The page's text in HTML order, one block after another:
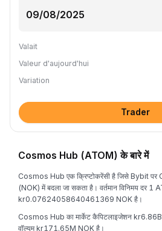
Valait
Valeur d'aujourd'hui
Variation
Trader
Cosmos Hub (ATOM) के बारे में
Cosmos Hub एक क्रिप्टोकरेंसी है जिसे Bybit
(NOK) में बदला जा सकता है। वर्तमान विनिमय दर 1
kr0.07624058640461369 NOK है।
Cosmos Hub का मार्केट कैपिटलाइजेशन
वॉल्यूम kr171.65M NOK है।